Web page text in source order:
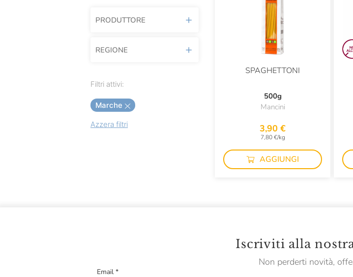
PRODUTTORE
Alce Nero
Cereal Terra
Colonnara
Eataly
REGIONE
Basilicata
Calabria
Filtri attivi:
Marche
Azzera filtri
SPAGHETTONI
500g
Mancini
3,90 €
7,80 €/kg
AGGIUNGI
Iscriviti alla
Non perderti novità,
Email *